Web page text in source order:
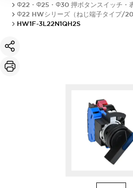
Φ22・Φ25・Φ30 押ボタンスイッチ・
Φ22 HWシリーズ（ねじ端子タイプ/
HW1F-3L22N1QH2S